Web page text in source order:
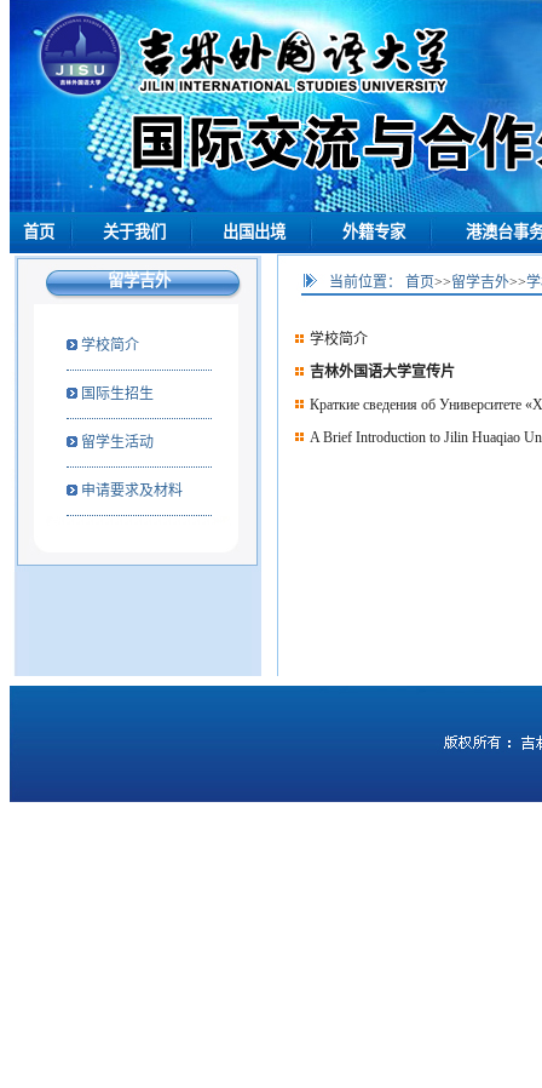
首页 关于我们 出国出境 外籍专家 港澳台事
留学吉外 当前位置： 首页>>留学吉外>>
学校简介
国际生招生
留学生活动
申请要求及材料
学校简介
吉林外国语大学宣传片
Краткие сведения об Университете
A Brief Introduction to Jilin Huaqiao